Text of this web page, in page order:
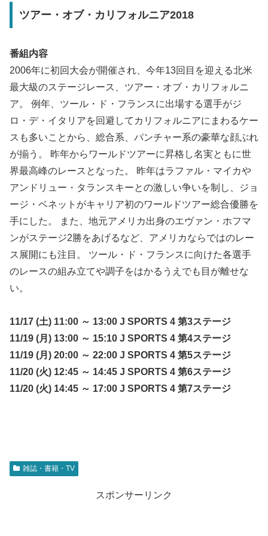
ツアー・オブ・カリフォルニア2018
番組内容
2006年に初回大会が開催され、今年13回目を迎える北米
最大級のステージレース、ツアー・オブ・カリフォルニ
ア。 例年、ツール・ド・フランスに出場する選手がジ
ロ・デ・イタリアを回避してカリフォルニアにまわるケー
スも多いことから、総合系、パンチャー系の豪華な顔ぶれ
が揃う。 昨年からワールドツアーに昇格し名実ともに世
界最高峰のレースとなった。 昨年はラファル・マイカや
アンドリュー・タランスキーとの激しい争いを制し、ジョ
ージ・ベネットがキャリア初のワールドツアー総合優勝を
手にした。 また、地元アメリカ出身のエヴァン・ホフマ
ンがステージ2勝をあげるなど、アメリカならではのレー
ス展開にも注目。 ツール・ド・フランスに向けた各選手
のレースの組み立てや調子をはかるうえでも目が離せな
い。
11/17 (土) 11:00 ～ 13:00 J SPORTS 4 第3ステージ
11/19 (月) 13:00 ～ 15:10 J SPORTS 4 第4ステージ
11/19 (月) 20:00 ～ 22:00 J SPORTS 4 第5ステージ
11/20 (火) 12:45 ～ 14:45 J SPORTS 4 第6ステージ
11/20 (火) 14:45 ～ 17:00 J SPORTS 4 第7ステージ
雑誌・書籍・TV
スポンサーリンク